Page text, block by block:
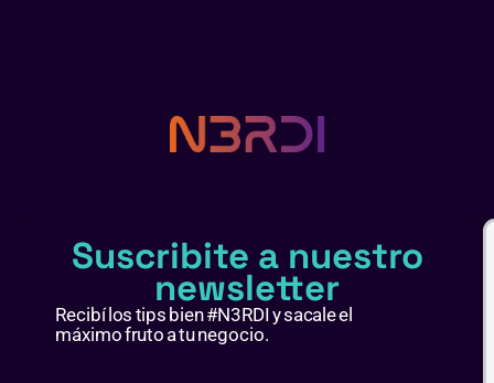
Suscribite a nuestro
newsletter
Recibí los tips bien #N3RDI y sacale el
máximo fruto a tu negocio.